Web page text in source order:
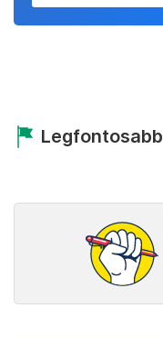
Legfontosabb